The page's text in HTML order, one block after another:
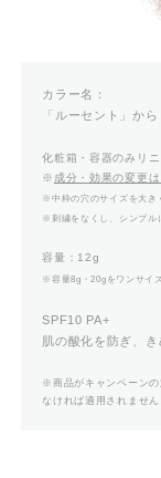
カラー名：
「ルーセント」か
化粧箱・容器のみリニ
※ 成分・効果の変更は
※中枠の穴のサイズを大き
※刺繍をなくし、シンプル
容量：12g
※容量8g・20gをワンサイ
SPF10 PA+
肌の酸化を防ぎ、
※商品がキャンペーンの
なければ適用されません